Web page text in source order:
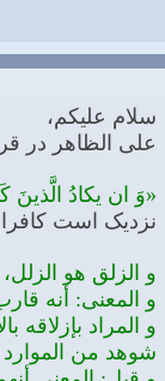
سلام علیکم،
علی الظاهر در
«وَ ان یکادُ الَّذینَ
نزدیک است
و الزلق هو
و المعنى: أنه
و المراد بإزلاقه
شوهد من الموارد